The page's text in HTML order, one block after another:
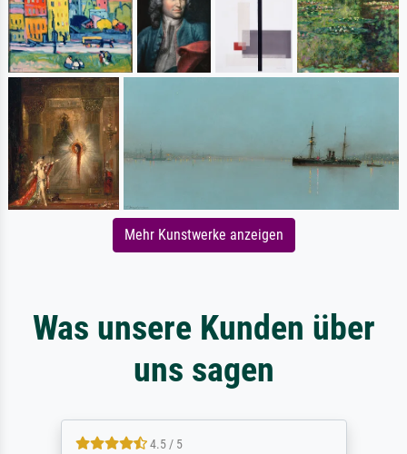
Mehr Kunstwerke anzeigen
Was unsere Kunden über
uns sagen
4.5 / 5